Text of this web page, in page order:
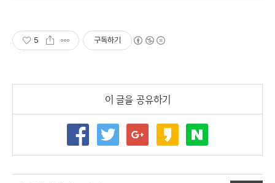
5 구독하기
이 글을 공유하기